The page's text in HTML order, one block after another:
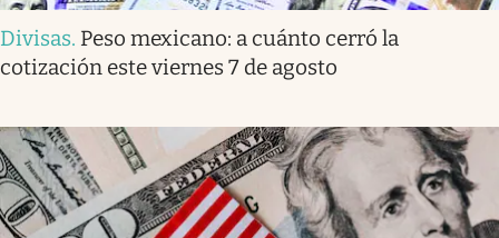
Divisas. Peso mexicano: a cuánto cerró la
cotización este viernes 7 de agosto